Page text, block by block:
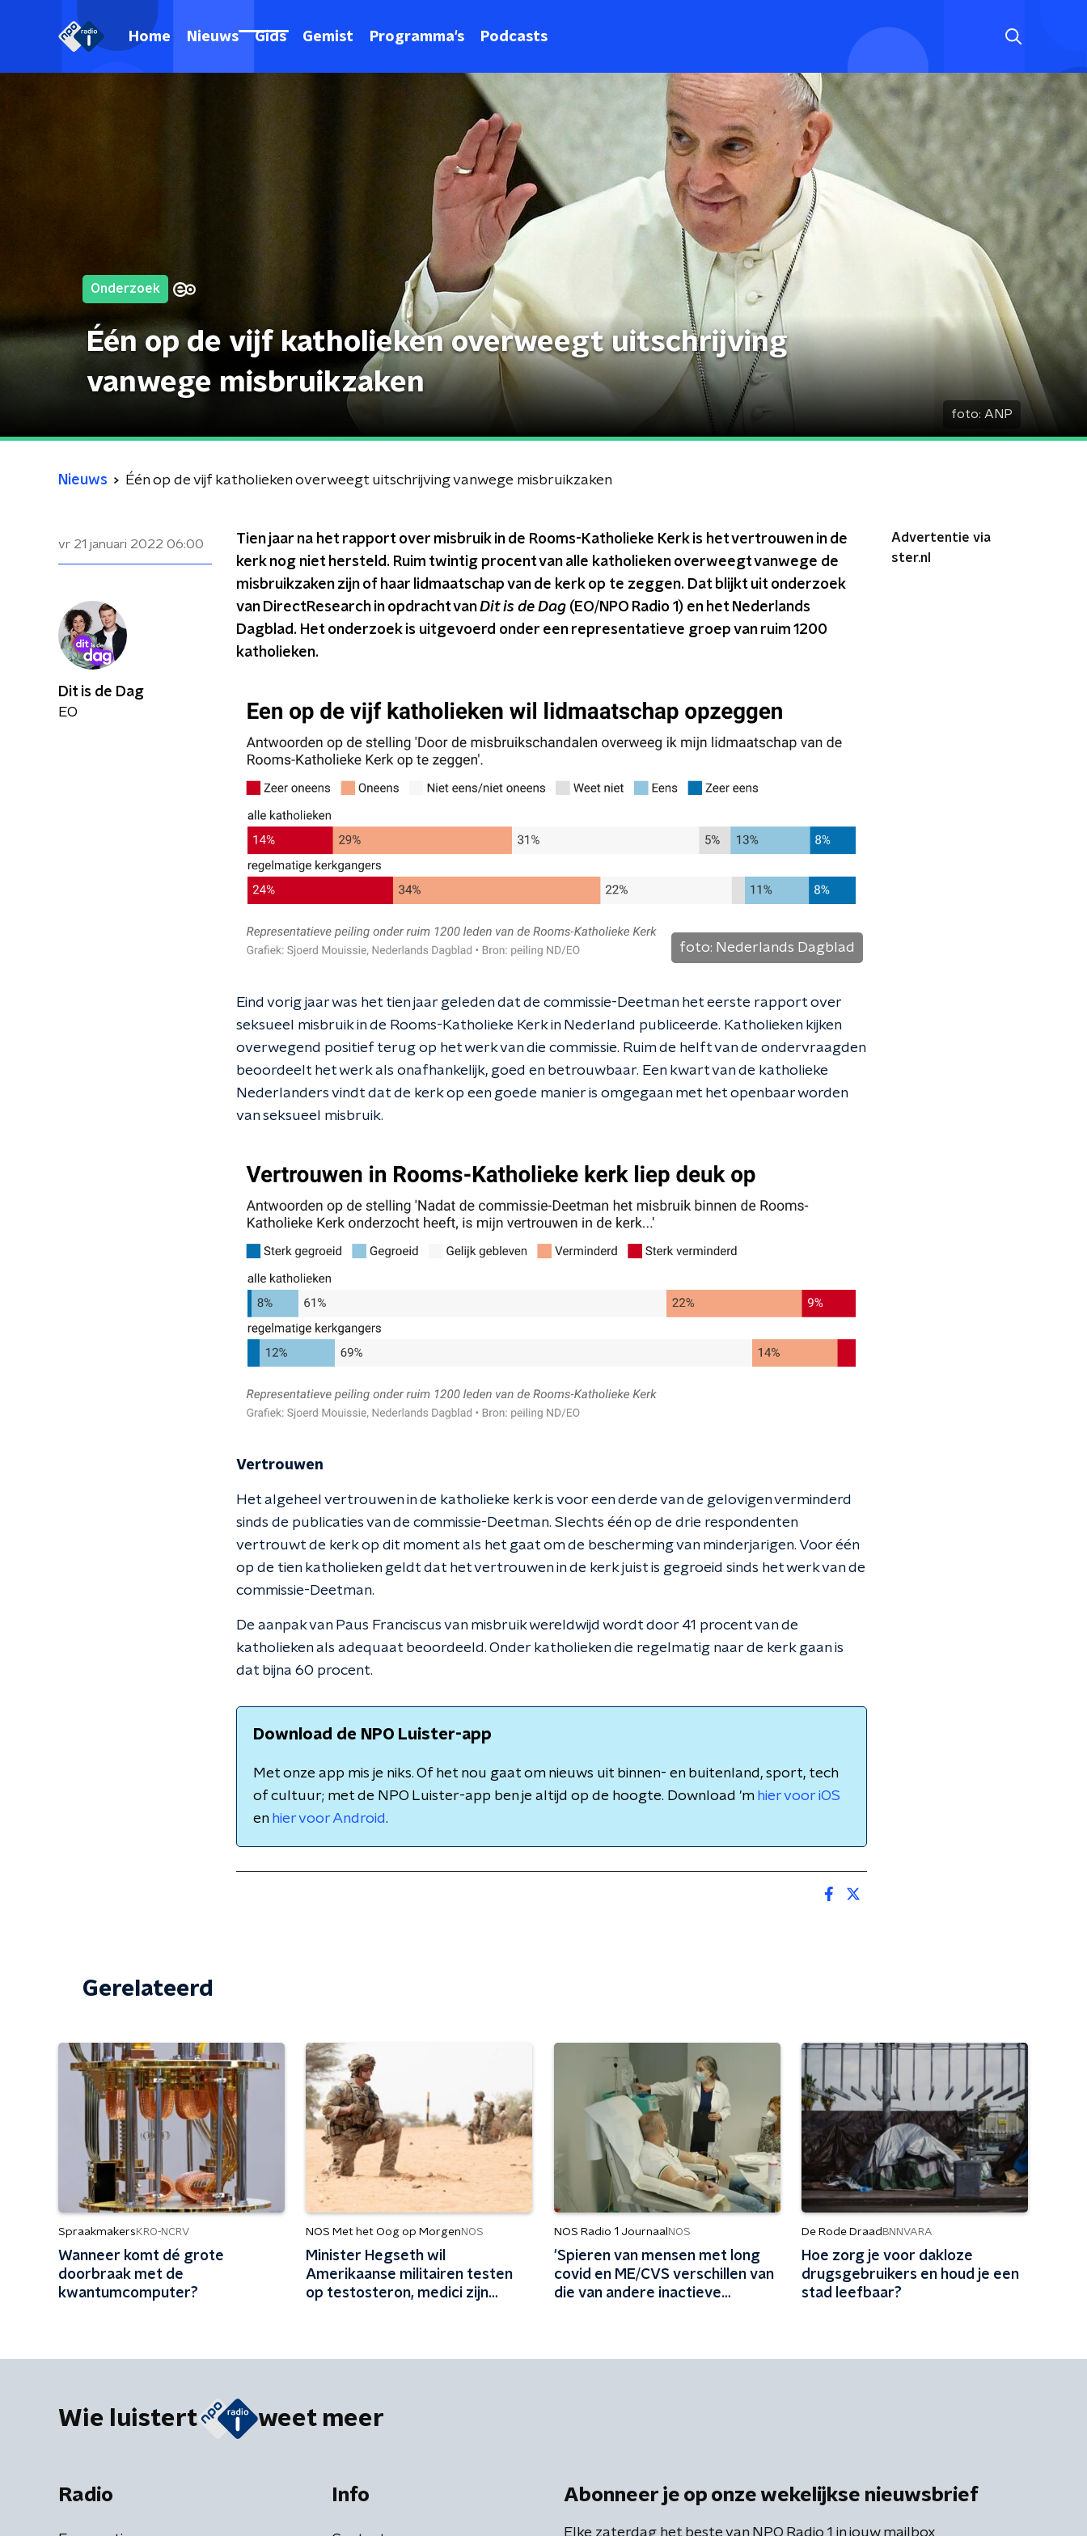
Home Nieuws Gids Gemist Programma's Podcasts
Onderzoek
Één op de vijf katholieken overweegt uitschrijving
vanwege misbruikzaken
foto: ANP
Nieuws Één op de vijf katholieken overweegt uitschrijving vanwege misbruikzaken
vr 21 januari 2022 06:00
Tien jaar na het rapport over misbruik in de Rooms-Katholieke Kerk is het vertrouwen in de
kerk nog niet hersteld. Ruim twintig procent van alle katholieken overweegt vanwege de
misbruikzaken zijn of haar lidmaatschap van de kerk op te zeggen. Dat blijkt uit onderzoek
van DirectResearch in opdracht vanDit is de Dag (EO/NPO Radio 1) en het Nederlands
Dagblad. Het onderzoek is uitgevoerd onder een representatieve groep van ruim 1200
katholieken.
foto: Nederlands Dagblad
Eind vorig jaar was het tien jaar geleden dat de commissie-Deetman het eerste rapport over
seksueel misbruik in de Rooms-Katholieke Kerk in Nederland publiceerde. Katholieken kijken
overwegend positief terug op het werk van die commissie. Ruim de helft van de ondervraagden
beoordeelt het werk als onafhankelijk, goed en betrouwbaar. Een kwart van de katholieke
Nederlanders vindt dat de kerk op een goede manier is omgegaan met het openbaar worden
van seksueel misbruik.
Vertrouwen
Het algeheel vertrouwen in de katholieke kerk is voor een derde van de gelovigen verminderd
sinds de publicaties van de commissie-Deetman. Slechts één op de drie respondenten
vertrouwt de kerk op dit moment als het gaat om de bescherming van minderjarigen. Voor één
op de tien katholieken geldt dat het vertrouwen in de kerk juist is gegroeid sinds het werk van de
commissie-Deetman.
De aanpak van Paus Franciscus van misbruik wereldwijd wordt door 41 procent van de
katholieken als adequaat beoordeeld. Onder katholieken die regelmatig naar de kerk gaan is
dat bijna 60 procent.
Download de NPO Luister-app
Met onze app mis je niks. Of het nou gaat om nieuws uit binnen- en buitenland, sport, tech
of cultuur; met de NPO Luister-app ben je altijd op de hoogte. Download 'm hier voor iOS
en hier voor Android.
Advertentie via
ster.nl
Dit is de Dag
EO
Gerelateerd
Spraakmakers KRO-NCRV
Wanneer komt dé grote
doorbraak met de
kwantumcomputer?
NOS Met het Oog op Morgen NOS
Minister Hegseth wil
Amerikaanse militairen testen
op testosteron, medici zijn
NOS Radio 1 Journaal NOS
'Spieren van mensen met long
covid en ME/CVS verschillen van
die van andere inactieve
De Rode Draad BNNVARA
Hoe zorg je voor dakloze
drugsgebruikers en houd je een
stad leefbaar?
Wie luistert weet meer
Radio Info Abonneer je op onze wekelijkse nieuwsbrief